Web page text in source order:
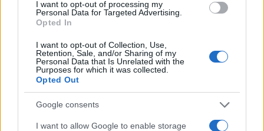
I want to opt-out of processing my
Personal Data for Targeted Advertising.
Opted In
I want to opt-out of Collection, Use,
Retention, Sale, and/or Sharing of my
Personal Data that Is Unrelated with the
Purposes for which it was collected.
Opted Out
Google consents
I want to allow Google to enable storage
colpisca il tifoso onesto tanto quanto lo
speculatore.